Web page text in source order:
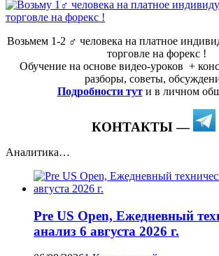
Возьмем 1-2 ‍♂️ человека на платное
торговле на форекс !
Обучение на основе видео-уроков ️ +
разборы, советы,
Подробности тут и в личном
КОНТАКТЫ —
Аналитика…
Pre US Open, Ежедневный
анализ 6 августа 2026 г.